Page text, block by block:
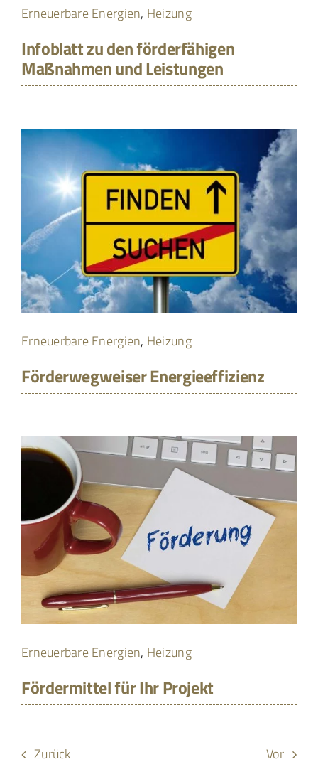
Erneuerbare Energien, Heizung
Infoblatt zu den förderfähigen
Maßnahmen und Leistungen
Erneuerbare Energien, Heizung
Förderwegweiser Energieeffizienz
Erneuerbare Energien, Heizung
Fördermittel für Ihr Projekt
Zurück Vor